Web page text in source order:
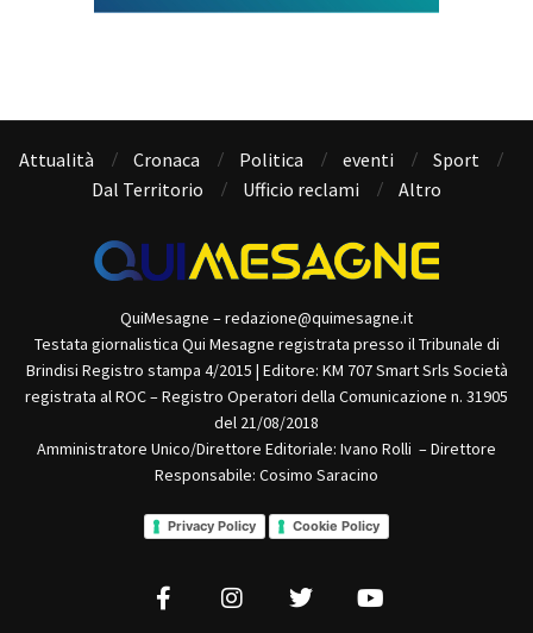
Attualità Cronaca Politica eventi
Sport
Dal Territorio
Ufficio reclami Altro
QuiMesagne – redazione@quimesagne.it
Testata giornalistica Qui Mesagne registrata presso il Tribunale di
Brindisi Registro stampa 4/2015 | Editore: KM 707 Smart Srls Società
registrata al ROC – Registro Operatori della Comunicazione n. 31905
del 21/08/2018
Amministratore Unico/Direttore Editoriale: Ivano Rolli – Direttore
Responsabile: Cosimo Saracino
Privacy Policy Cookie Policy